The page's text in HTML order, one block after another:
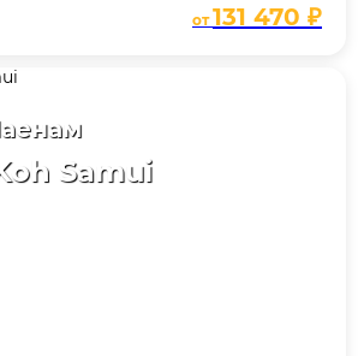
от131 470 ₽
Samui